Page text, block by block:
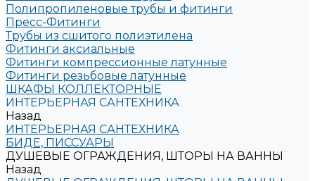
Полипропиленовые трубы и фитинги
Пресс-Фитинги
Трубы из сшитого полиэтилена
Фитинги аксиальные
Фитинги компрессионные латунные
Фитинги резьбовые латунные
ШКАФЫ КОЛЛЕКТОРНЫЕ
ИНТЕРЬЕРНАЯ САНТЕХНИКА
Назад
ИНТЕРЬЕРНАЯ САНТЕХНИКА
БИДЕ, ПИССУАРЫ
ДУШЕВЫЕ ОГРАЖДЕНИЯ, ШТОРЫ НА ВАННЫ
Назад